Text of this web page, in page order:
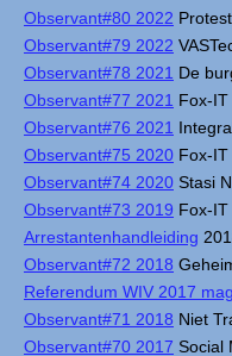
Observant#80 2022
Observant#79 2022
Observant#78 2021 De
Observant#77 2021 Fox-IT
Observant#76 2021
Observant#75 2020 Fox-
Observant#74 2020 Stasi
Observant#73 2019 Fox-
Arrestantenhandleiding
Observant#72 2018
Referendum WIV 2017
Observant#71 2018 Niet
Observant#70 2017 Social